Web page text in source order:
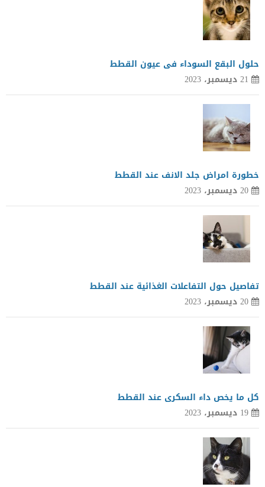
حلول البقع السوداء فى عيون القطط
21 ديسمبر، 2023
خطورة امراض جلد الانف عند القطط
20 ديسمبر، 2023
تفاصيل حول التفاعلات الغذائية عند القطط
20 ديسمبر، 2023
كل ما يخص داء السكرى عند القطط
19 ديسمبر، 2023